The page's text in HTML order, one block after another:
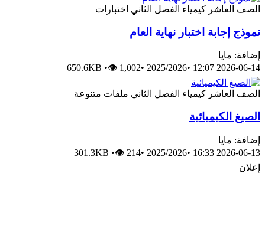
الصف العاشر كيمياء الفصل الثاني اختبارات
نموذج إجابة اختبار نهاية العام
إضافة: مايا
2026-06-14 12:07
•
2025/2026
•
650.6KB •👁 1,002
الصف العاشر كيمياء الفصل الثاني ملفات متنوعة
الصيغ الكيميائية
إضافة: مايا
2026-06-13 16:33
•
2025/2026
•
301.3KB •👁 214
إعلان